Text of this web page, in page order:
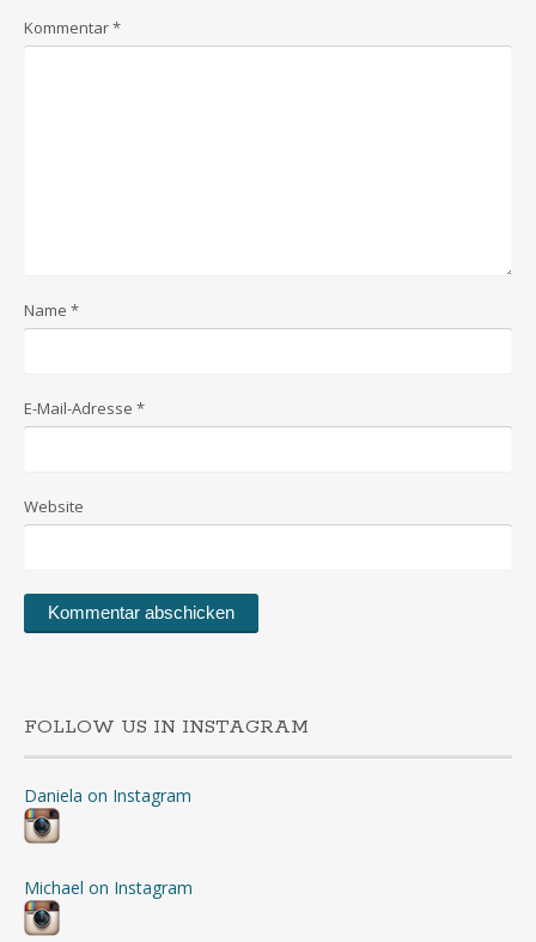
Kommentar*
Name *
E-Mail-Adresse *
Website
FOLLOW US IN INSTAGRAM
Daniela on Instagram
Michael on Instagram